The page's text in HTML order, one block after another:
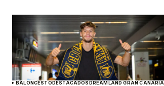
BALONCESTODESTACADOSDREAMLAND GRAN CANARIA